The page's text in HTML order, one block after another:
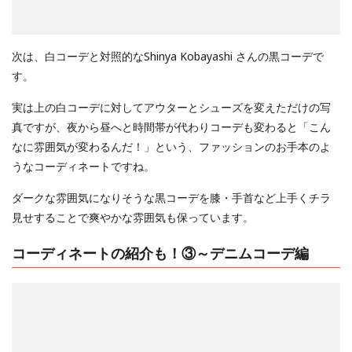
次は、白コーデと対照的なShinya Kobayashi さんの黒コーデで
す。
実は上の白コーデに対してアウターとシューズを変えただけの写
真ですが、夜から昼へと時間帯が代わりコーデも変わると「こん
なに雰囲気が変わるんだ！」という、ファッションのお手本のよ
うなコーディネートですね。
ダークな雰囲気になりそうな黒コーデを膝・手首など上手くチラ
見せすることで爽やかな雰囲気も保っています。
コーディネートの紹介も！③～デニムコーデ編